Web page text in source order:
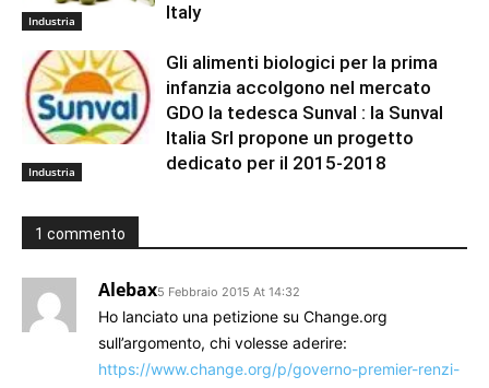
Industria
Italy
Industria
Gli alimenti biologici per la prima
infanzia accolgono nel mercato
GDO la tedesca Sunval : la Sunval
Italia Srl propone un progetto
dedicato per il 2015-2018
1 commento
Alebax5 Febbraio 2015 At 14:32
Ho lanciato una petizione su Change.org
sull’argomento, chi volesse aderire:
https://www.change.org/p/governo-premier-renzi-